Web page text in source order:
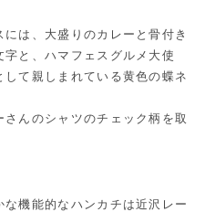
は、大盛りのカレーと骨付き
と、ハマフェスグルメ大使
して親しまれている黄色の蝶ネ
んのシャツのチェック柄を取
機能的なハンカチは近沢レー